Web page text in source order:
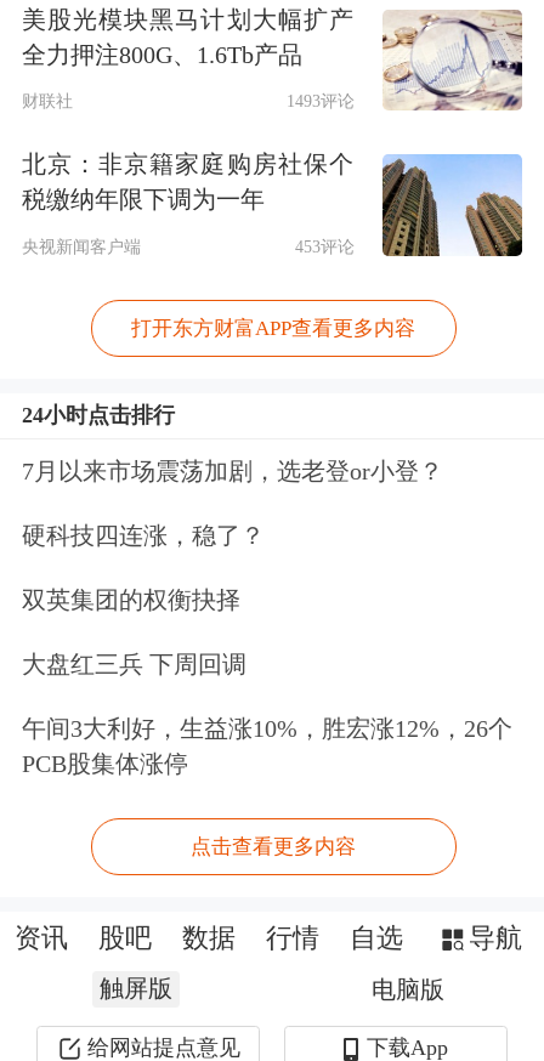
美股光模块黑马计划大幅扩产
全力押注800G、1.6Tb产品
财联社 1493评论
北京：非京籍家庭购房社保个
税缴纳年限下调为一年
央视新闻客户端 453评论
打开东方财富APP查看更多内容
24小时点击排行
7月以来市场震荡加剧，选老登or小登？
硬科技四连涨，稳了？
双英集团的权衡抉择
大盘红三兵 下周回调
午间3大利好，生益涨10%，胜宏涨12%，26个
PCB股集体涨停
点击查看更多内容
资讯 股吧 数据 行情 自选 导航
触屏版 电脑版
给网站提点意见 下载App